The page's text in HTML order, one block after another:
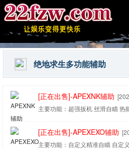
绝地求生多功能辅助
[正在出售]-APEXNK辅助
主要功能：超强扳机 丝滑自瞄
[正在出售]-APEXEXO辅助
主要功能：自定义精准自瞄 自定